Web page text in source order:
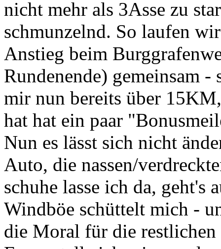
nicht mehr als 3Asse zu
schmunzelnd. So laufen
Anstieg beim
Rundenende) gemeinsam
mir nun bereits über
hat hat ein paar
Nun es lässt sich nicht
Auto, die nassen/
schuhe lasse ich da, geht's
Windböe schüttelt mich -
die Moral für die restlichen